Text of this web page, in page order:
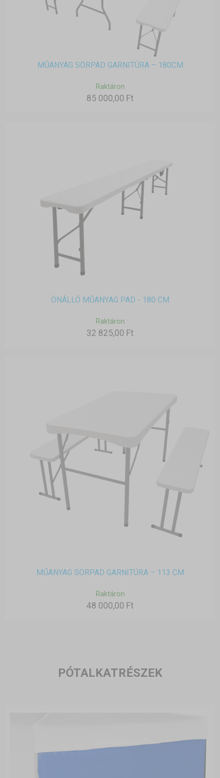
MŰANYAG SÖRPAD GARNITÚRA – 180CM
Raktáron
85 000,00 Ft
ÖNÁLLÓ MŰANYAG PAD - 180 CM
Raktáron
32 825,00 Ft
MŰANYAG SÖRPAD GARNITÚRA – 113 CM
Raktáron
48 000,00 Ft
PÓTALKATRÉSZEK